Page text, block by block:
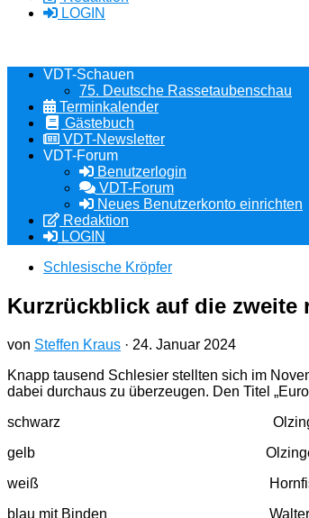
LOGIN
VDT-Schauen
75. Deutsche Rassetaubenschau
Terminkalender
Gästebuch
VDT-Newsletter
VDT-Forum
Benutzerlogin
VDT-Forum
Neues Benutzerkonto einrichten
Redaktion
LOGIN
Schlesische Kröpfer
Kurzrückblick auf die zweite
von Steffen Kraus · 24. Januar 2024
Knapp tausend Schlesier stellten sich im
dabei durchaus zu überzeugen. Den Titel
schwarz Olzinger
gelb Olzinger
weiß Hornfischer
blau mit Binden Walter